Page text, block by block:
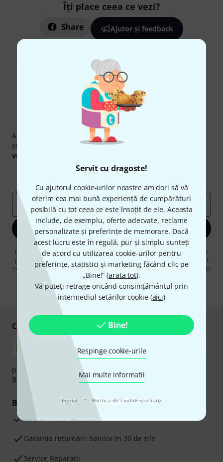
Servit cu dragoste!
Cu ajutorul cookie-urilor noastre am dori să vă
oferim cea mai bună experiență de cumpărături
posibilă cu tot ceea ce este însoțit de ele. Aceasta
include, de exemplu, oferte adecvate, reclame
personalizate și preferințe de memorare. Dacă
acest lucru este în regulă, pur și simplu sunteți
de acord cu utilizarea cookie-urilor pentru
preferințe, statistici și marketing făcând clic pe
„Bine!” (arata tot).
Vă puteți retrage oricând consimțământul prin
intermediul setărilor cookie (aici)
Bine!
Respinge cookie-urile
Mai multe informatii
Imprint · Politica de Confidenţialitate
Îți place ceea ce vezi?
Share Ajutor și feedback
Newsletter Thomann
Abonați-vă la buletinul informativ Thomann în limba
engleză și, cu puțin noroc, puteți câștiga unul dintre
voucherele
Contribuții inspiraționale
adresă de email*
Înscrie-te acum
Făcând clic pe „Înscrie-te acum”, sunteți de acord să primiți publicitate
prin e-mail. Vă puteți dezabona în orice moment. Puteți găsi informații
suplimentare despre buletinul informativ înregulamentul nostru privind
protecția datelor.
Cumpărați și plătiți în siguranță
plata se poate efectua în siguranță cu Ramburs, Transfer
Bancar sau Card de credit.
Beneficiile tale
3 Ani Garanție Thomann
Garanţia returnării banilor în 30 de zile
Service Reparații